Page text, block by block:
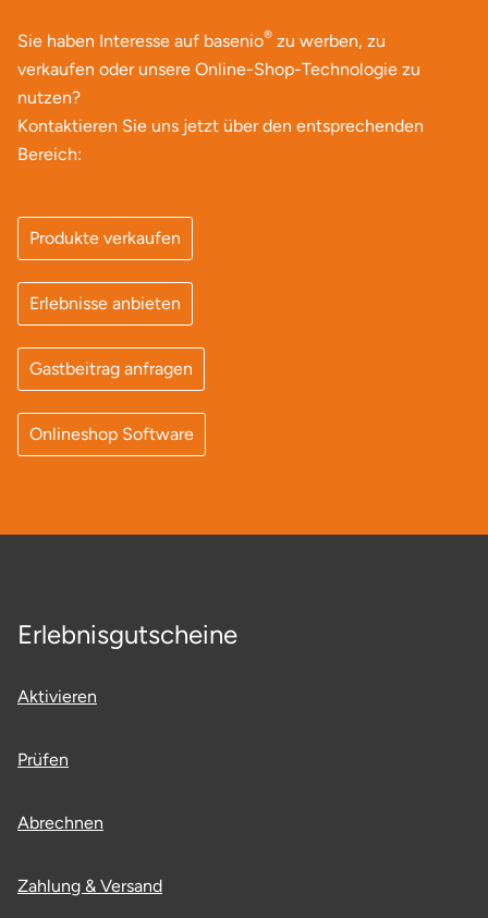
Sie haben Interesse auf basenio® zu werben, zu
verkaufen oder unsere Online-Shop-Technologie zu
nutzen?
Kontaktieren Sie uns jetzt über den entsprechenden
Bereich:
Produkte verkaufen
Erlebnisse anbieten
Gastbeitrag anfragen
Onlineshop Software
Erlebnisgutscheine
Aktivieren
Prüfen
Abrechnen
Zahlung & Versand